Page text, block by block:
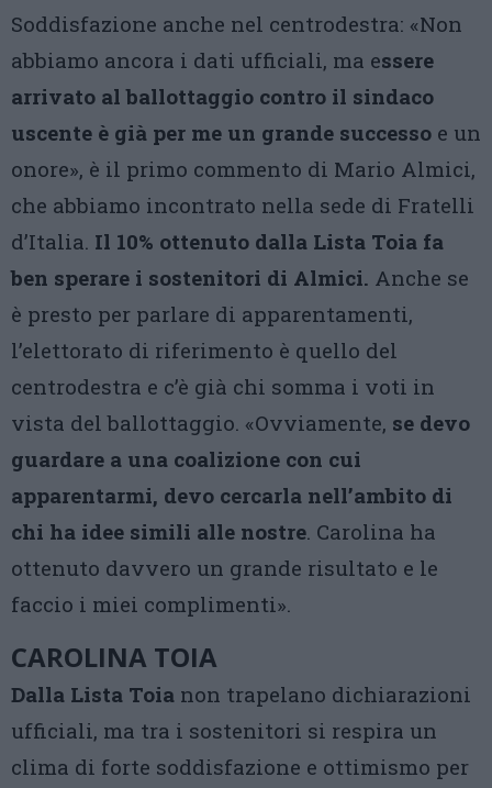
Soddisfazione anche nel centrodestra: «Non
abbiamo ancora i dati ufficiali, ma essere
arrivato al ballottaggio contro il sindaco
uscente è già per me un grande successo e un
onore», è il primo commento di Mario Almici,
che abbiamo incontrato nella sede di Fratelli
d’Italia. Il 10% ottenuto dalla Lista Toia fa
ben sperare i sostenitori di Almici. Anche se
è presto per parlare di apparentamenti,
l’elettorato di riferimento è quello del
centrodestra e c’è già chi somma i voti in
vista del ballottaggio. «Ovviamente, se devo
guardare a una coalizione con cui
apparentarmi, devo cercarla nell’ambito di
chi ha idee simili alle nostre. Carolina ha
ottenuto davvero un grande risultato e le
faccio i miei complimenti».
CAROLINA TOIA
Dalla Lista Toia non trapelano dichiarazioni
ufficiali, ma tra i sostenitori si respira un
clima di forte soddisfazione e ottimismo per